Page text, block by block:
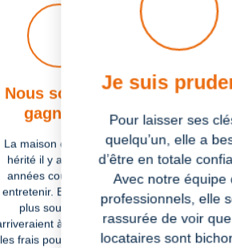
Je suis
Pour laisser ses
quelqu’un, elle a
d’être en totale
Avec notre équipe
professionnels, elle
rassurée de voir
locataires sont
reposer sur quelqu’un
ponctuellement, juste
la souplesse de la
cogestion, il pourrait
locations comme bon lui
semble.
Nous sommes
gagnants
La maison dont ils ont
hérité il y a quelques
années coûte cher à
entretenir. En la louant
plus souvent, ils
à compenser
les frais pour conserver